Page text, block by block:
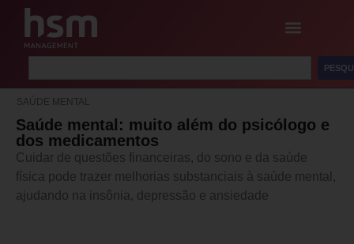
SAÚDE MENTAL
Saúde mental: muito além do psicólogo e
dos medicamentos
Cuidar de questões financeiras, do sono e da saúde
física pode trazer melhorias substanciais à saúde mental,
ajudando na insônia, depressão e ansiedade